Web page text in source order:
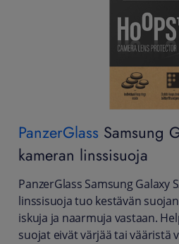
PanzerGlass Samsung
kameran linssisuoja
PanzerGlass Samsung Galaxy
linssisuoja tuo kestävän
iskuja ja naarmuja vastaan.
suojat eivät värjää tai vääristä